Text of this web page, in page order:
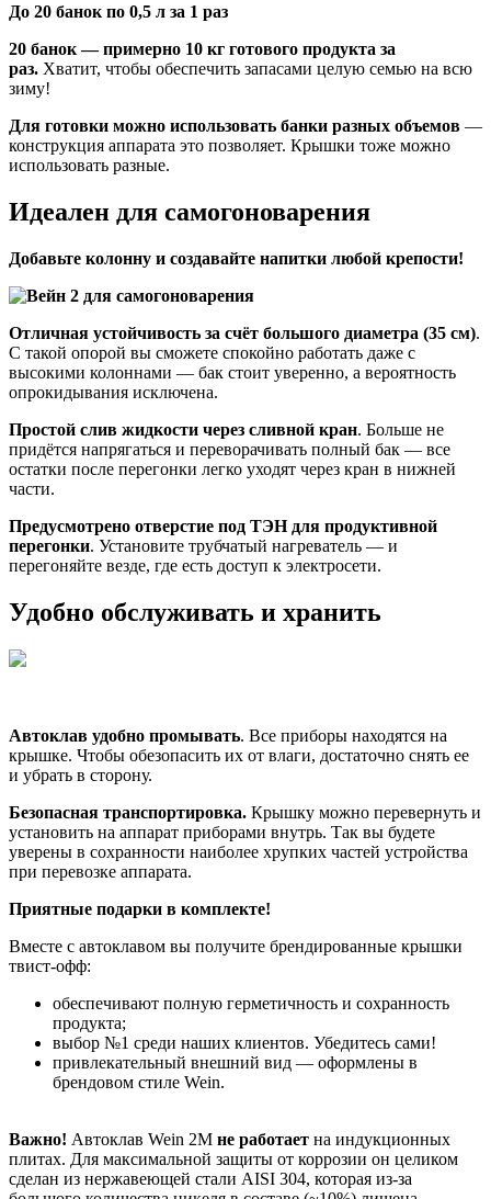
До 20 банок по 0,5 л за 1 раз
20 банок — примерно 10 кг готового продукта за
раз. Хватит, чтобы обеспечить запасами целую семью на всю
зиму!
Для готовки можно использовать банки разных объемов —
конструкция аппарата это позволяет. Крышки тоже можно
использовать разные.
Идеален для самогоноварения
Добавьте колонну и создавайте напитки любой крепости!
Отличная устойчивость за счёт большого диаметра (35 см).
С такой опорой вы сможете спокойно работать даже с
высокими колоннами — бак стоит уверенно, а вероятность
опрокидывания исключена.
Простой слив жидкости через сливной кран. Больше не
придётся напрягаться и переворачивать полный бак — все
остатки после перегонки легко уходят через кран в нижней
части.
Предусмотрено отверстие под ТЭН для продуктивной
перегонки. Установите трубчатый нагреватель — и
перегоняйте везде, где есть доступ к электросети.
Удобно обслуживать и хранить
Автоклав удобно промывать. Все приборы находятся на
крышке. Чтобы обезопасить их от влаги, достаточно снять ее
и убрать в сторону.
Безопасная транспортировка. Крышку можно перевернуть и
установить на аппарат приборами внутрь. Так вы будете
уверены в сохранности наиболее хрупких частей устройства
при перевозке аппарата.
Приятные подарки в комплекте!
Вместе с автоклавом вы получите брендированные крышки
твист-офф:
обеспечивают полную герметичность и сохранность
продукта;
выбор №1 среди наших клиентов. Убедитесь сами!
привлекательный внешний вид — оформлены в
брендовом стиле Wein.
Важно! Автоклав Wein 2М не работает на индукционных
плитах. Для максимальной защиты от коррозии он целиком
сделан из нержавеющей стали AISI 304, которая из-за